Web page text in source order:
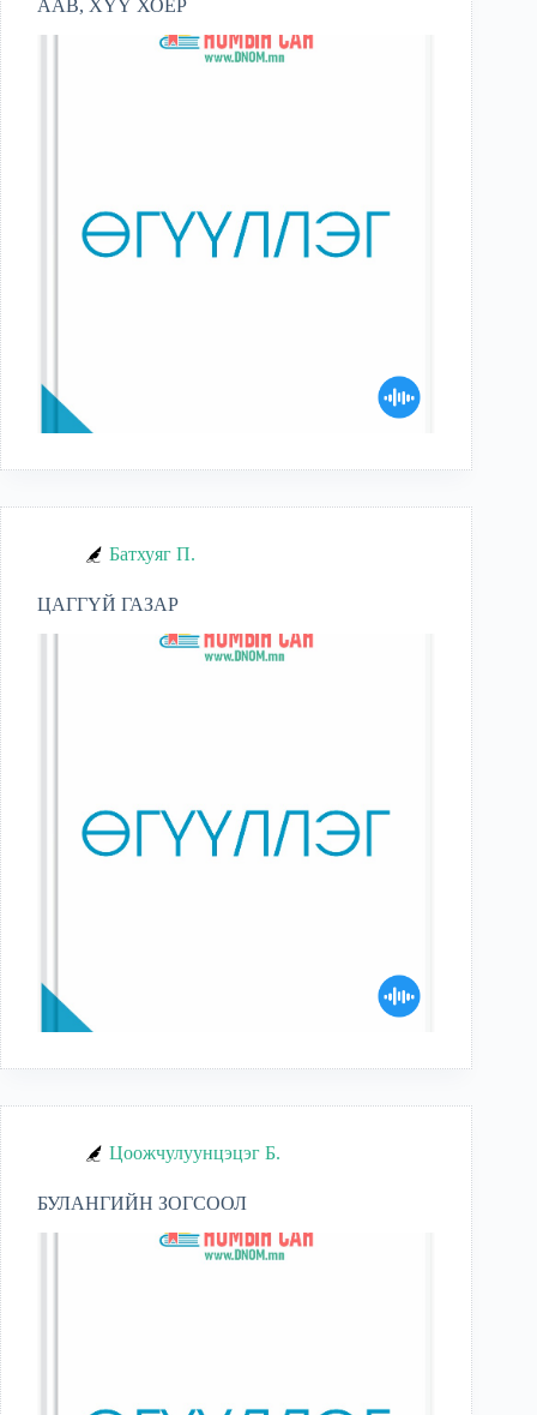
ААВ, ХҮҮ ХОЁР
Батхуяг П.
ЦАГГҮЙ ГАЗАР
Цоожчулуунцэцэг Б.
БУЛАНГИЙН ЗОГСООЛ